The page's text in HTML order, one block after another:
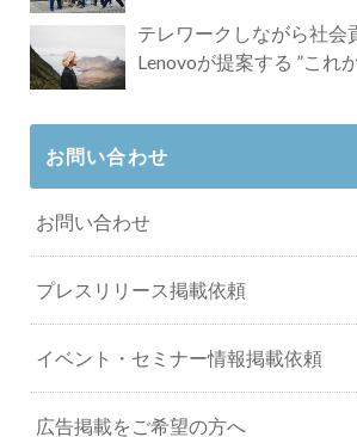
テレワークしながら社会
Lenovoが提案する ”これ
お問い合わせ
お問い合わせ
プレスリリース掲載依頼
イベント・セミナー情報掲載依頼
広告掲載をご希望の方へ